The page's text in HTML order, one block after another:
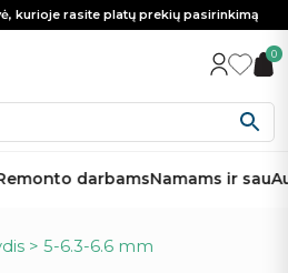
kurioje rasite platų prekių pasirinkimą
0
darbamsNamams ir sau
> 5-6.3-6.6 mm